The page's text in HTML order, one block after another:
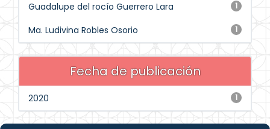
1
Guadalupe del rocío Guerrero Lara
1
Ma. Ludivina Robles Osorio
Fecha de publicación
1
2020